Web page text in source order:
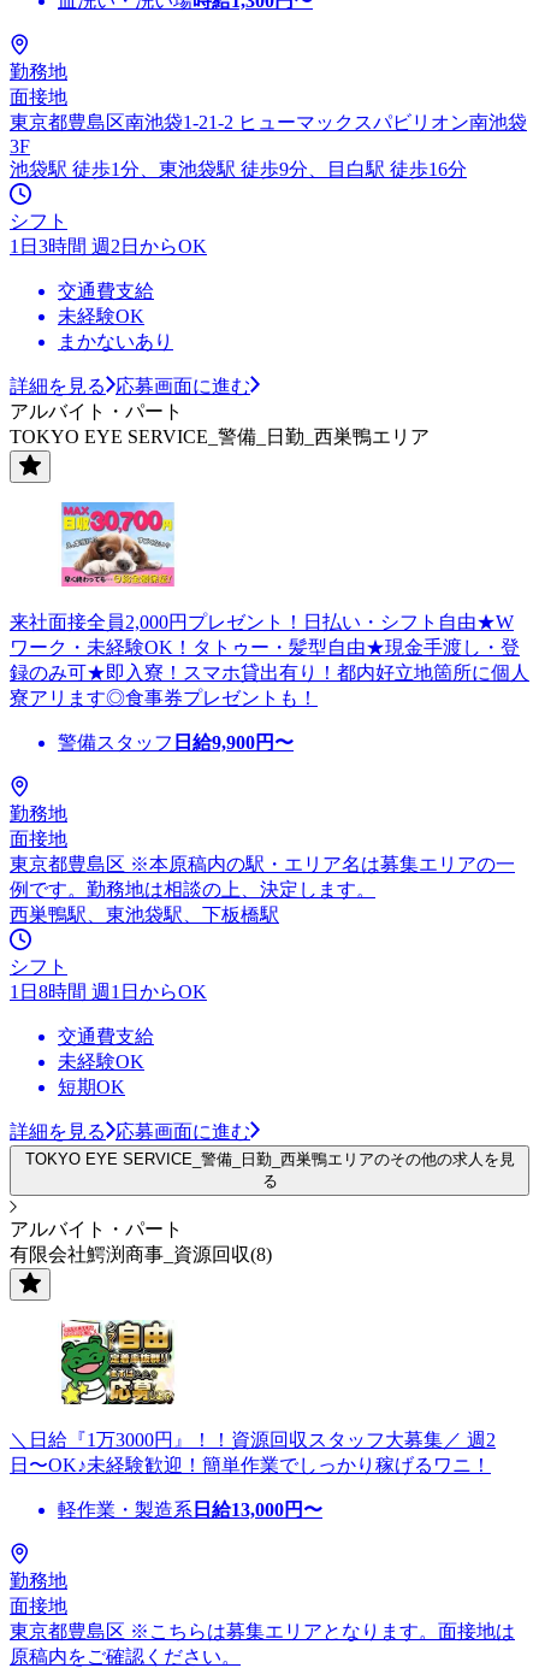
勤務地
面接地
東京都豊島区南池袋1-21-2 ヒューマックスパビリオン南池袋
3F
池袋駅 徒歩1分、東池袋駅 徒歩9分、目白駅 徒歩16分
シフト
1日3時間 週2日からOK
交通費支給
未経験OK
まかないあり
詳細を見る
応募画面に進む
アルバイト・パート
TOKYO EYE SERVICE_警備_日勤_西巣鴨エリア
来社面接全員2,000円プレゼント！日払い・シフト自由★W
ワーク・未経験OK！タトゥー・髪型自由★現金手渡し・登
録のみ可★即入寮！スマホ貸出有り！都内好立地箇所に個人
寮アリます◎食事券プレゼントも！
警備スタッフ 日給9,900円〜
勤務地
面接地
東京都豊島区 ※本原稿内の駅・エリア名は募集エリアの一
例です。勤務地は相談の上、決定します。
西巣鴨駅、東池袋駅、下板橋駅
シフト
1日8時間 週1日からOK
交通費支給
未経験OK
短期OK
詳細を見る 応募画面に進む
TOKYO EYE SERVICE_警備_日勤_西巣鴨エリアのその他の求人を見
る
アルバイト・パート
有限会社鰐渕商事_資源回収(8)
＼日給『1万3000円』！！資源回収スタッフ大募集／ 週2
日〜OK♪未経験歓迎！簡単作業でしっかり稼げるワニ！
軽作業・製造系 日給13,000円〜
勤務地
面接地
東京都豊島区 ※こちらは募集エリアとなります。面接地は
原稿内をご確認ください。